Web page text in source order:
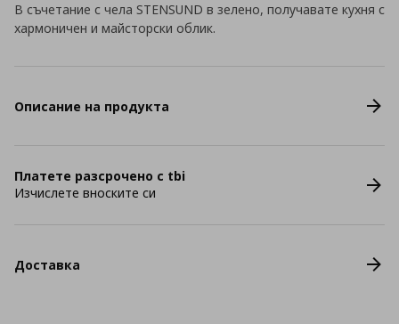
В съчетание с чела STENSUND в зелено, получавате кухня с
хармоничен и майсторски облик.
Описание на продукта
Платете разсрочено с tbi
Изчислете вноските си
Доставка